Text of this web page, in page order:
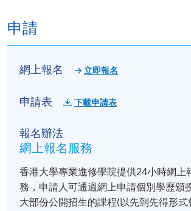
申請
網上報名 立即報名
申請表 下載申請表
報名辦法
網上報名服務
香港大學專業進修學院提供24小時網上
務，申請人可通過網上申請個別學歷頒
大部份公開招生的課程(以先到先得形式